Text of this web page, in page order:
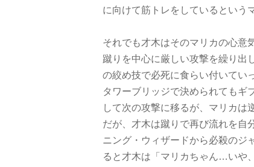
に向けて筋トレをしているという
それでも才木はそのマリカの心意
蹴りを中心に厳しい攻撃を繰り出
の絞め技で必死に食らい付いてい
タワーブリッジで決められてもギ
して次の攻撃に移るが、 マリカは
だが、才木は蹴りで再び流れを自
ニング・ ウィザードから必殺のジ
ると才木は「マリカちゃん…いや